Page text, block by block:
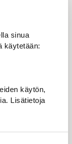
sinua
käytetään:
käytön,
Lisätietoja
kommer
för att göra
ljusare framtid
och kom
stärkande